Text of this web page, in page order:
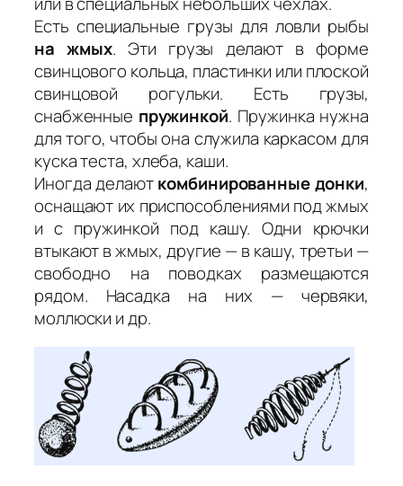
Есть специальные грузы для ловли рыбы
на жмых. Эти грузы делают в форме
свинцового кольца, пластинки или плоской
свинцовой рогульки. Есть грузы,
снабженные пружинкой. Пружинка нужна
для того, чтобы она служила каркасом для
куска теста, хлеба, каши.
Иногда делаюткомбинированные донки,
оснащают их приспособлениями под жмых
и с пружинкой под кашу. Одни крючки
втыкают в жмых, другие — в кашу, третьи —
свободно на поводках размещаются
рядом. Насадка на них — червяки,
моллюски и др.